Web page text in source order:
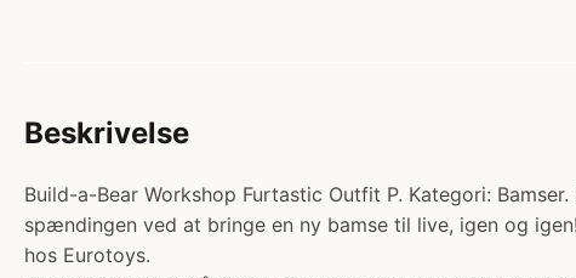
Beskrivelse
Build-a-Bear Workshop Furtastic Outfit P. Kategori:
spændingen ved at bringe en ny bamse til live, igen og
hos Eurotoys.